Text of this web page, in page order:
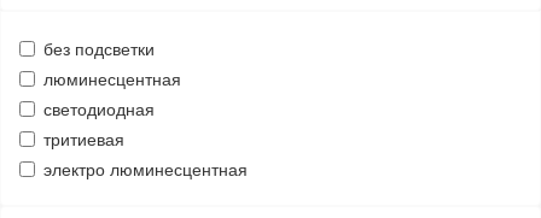
без подсветки
люминесцентная
светодиодная
тритиевая
электро люминесцентная